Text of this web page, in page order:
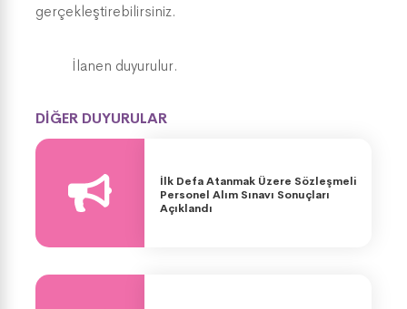
gerçekleştirebilirsiniz.
İlanen duyurulur.
DİĞER DUYURULAR
İlk Defa Atanmak Üzere Sözleşmeli
Personel Alım Sınavı Sonuçları
Açıklandı